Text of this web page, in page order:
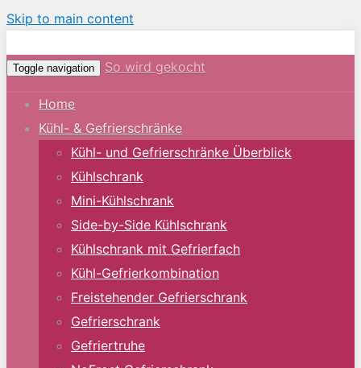
Skip to main content
Toggle navigation So wird gekocht
Home
Kühl- & Gefrierschränke
Kühl- und Gefrierschränke Überblick
Kühlschrank
Mini-Kühlschrank
Side-by-Side Kühlschrank
Kühlschrank mit Gefrierfach
Kühl-Gefrierkombination
Freistehender Gefrierschrank
Gefrierschrank
Gefriertruhe